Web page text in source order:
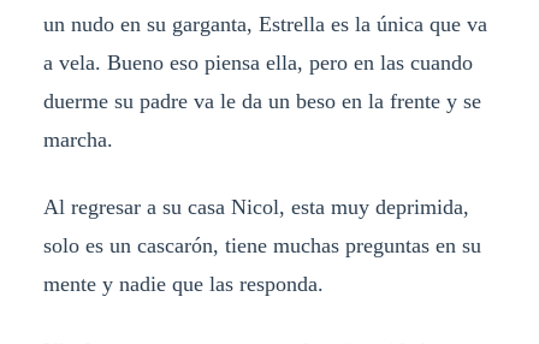
un nudo en su garganta, Estrella es la única que va
a vela. Bueno eso piensa ella, pero en las cuando
duerme su padre va le da un beso en la frente y se
marcha.
Al regresar a su casa Nicol, esta muy deprimida,
solo es un cascarón, tiene muchas preguntas en su
mente y nadie que las responda.